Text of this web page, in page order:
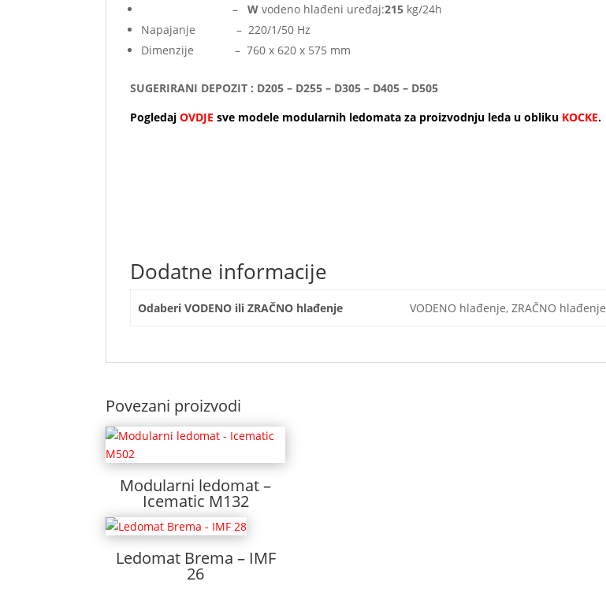
–W vodeno hlađeni uređaj:215 kg/24h
Napajanje – 220/1/50 Hz
Dimenzije – 760 x 620 x 575 mm
SUGERIRANI DEPOZIT : D205 – D255 – D305 – D405 – D505
PogledajOVDJE sve modele modularnih ledomata za proizvodnju leda u obliku KOCKE.
Dodatne informacije
Odaberi VODENO ili ZRAČNO hlađenje VODENO hlađenje, ZRAČNO hlađenje
Povezani proizvodi
Modularni ledomat –
Icematic M132
Ledomat Brema – IMF
26